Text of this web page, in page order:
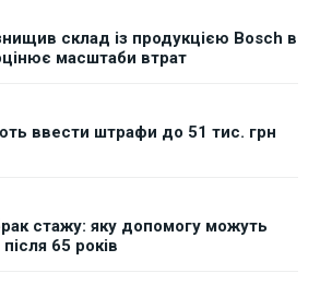
склад із продукцією Bosch в
масштаби втрат
ввести штрафи до 51 тис. грн
стажу: яку допомогу можуть
65 років